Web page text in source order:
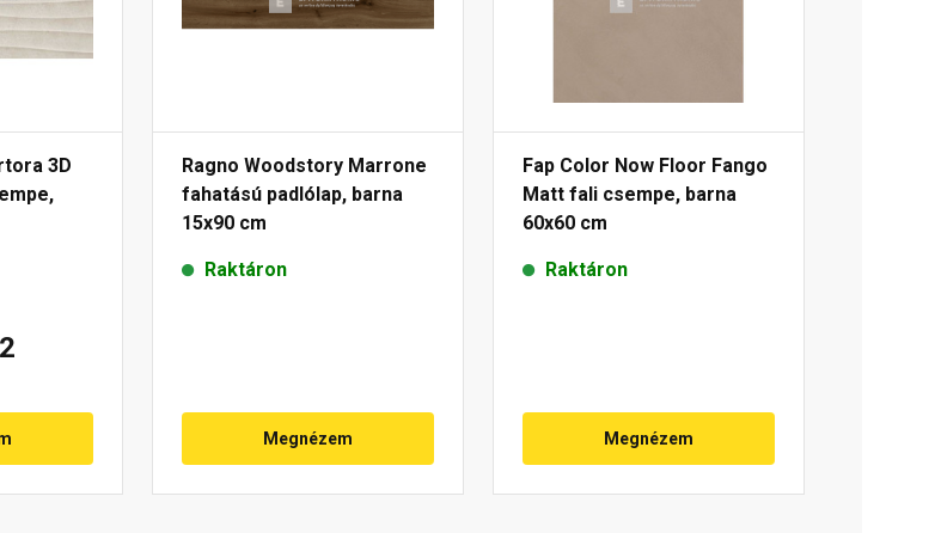
3D
Ragno Woodstory Marrone
fahatású padlólap, barna
15x90 cm
Raktáron
Megnézem
Fap Color Now Floor Fango
Matt fali csempe, barna
60x60 cm
Raktáron
Megnézem